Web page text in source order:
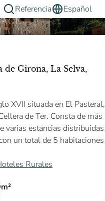
Referencia
Español
de Girona, La Selva,
XVII situada en El Pasteral,
de Ter. Consta de más
varias estancias distribuidas
un total de 5 habitaciones
Rurales